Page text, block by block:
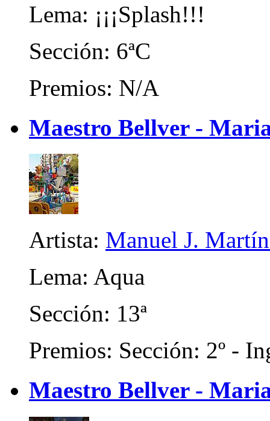
Lema: ¡¡¡Splash!!!
Sección: 6ªC
Premios: N/A
Maestro Bellver -
Artista: Manuel J.
Lema: Aqua
Sección: 13ª
Premios: Sección: 2º -
Maestro Bellver -